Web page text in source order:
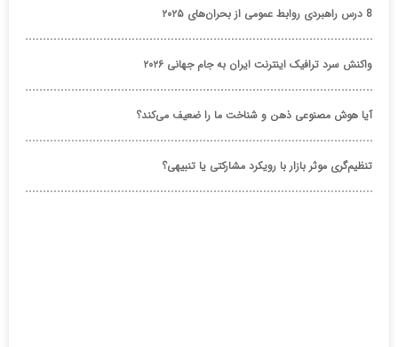
8 درس راهبردی روابط عمومی از بحران‌های ۲۰۲۵
واکنش سرد ترافیک اینترنت ایران به جام جهانی ۲۰۲۶
آیا هوش مصنوعی ذهن و شناخت ما را ضعیف می‌کند؟
تنظیم‌گری موثر بازار با رویکرد مشارکتی یا تنبیهی؟